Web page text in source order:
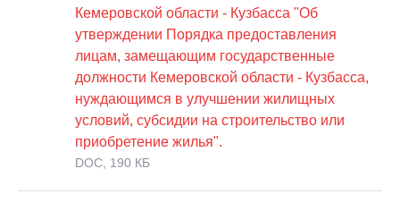
Кемеровской области - Кузбасса "Об
утверждении Порядка предоставления
лицам, замещающим государственные
должности Кемеровской области - Кузбасса,
нуждающимся в улучшении жилищных
условий, субсидии на строительство или
приобретение жилья".
DOC, 190 КБ